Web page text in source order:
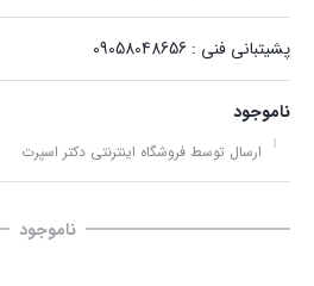
پشیتبانی فنی : 09058048656
ناموجود
ارسال توسط فروشگاه اینترنتی دکتر اسپرت
ناموجود